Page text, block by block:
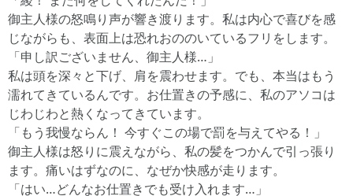
御主人様の怒鳴り声が響き渡ります。私は内心で喜びを感
じながらも、表面上は恐れおののいているフリをします。
「申し訳ございません、御主人様…」
私は頭を深々と下げ、肩を震わせます。でも、本当はもう
濡れてきているんです。お仕置きの予感に、私のアソコは
じわじわと熱くなってきています。
「もう我慢ならん！ 今すぐこの場で罰を与えてやる！」
御主人様は怒りに震えながら、私の髪をつかんで引っ張り
ます。痛いはずなのに、なぜか快感が走ります。
「はい…どんなお仕置きでも受け入れます…」